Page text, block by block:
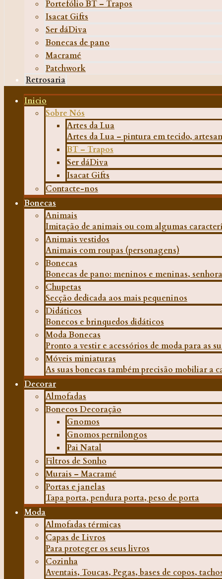
Portefólio BT – Trapos
Isacat Gifts
Ser dáDiva
Bonecas de pano
Macramé
Patchwork
Retrosaria
Inicio
Sobre Nós
Artes da Lua
Artes da Lua – pintura em tecido,
BT – Trapos
Ser dáDiva
Isacat Gifts
Contacte-nos
Bonecas
Animais
Imitação de animais ou com algumas
Animais vestidos
Animais com roupas (personagens)
Bonecas
Bonecas de pano: meninos e meninas,
Chupetas
Secção dedicada aos mais pequeninos
Didáticos
Bonecos e brinquedos didáticos
Moda Bonecas
Pronto a vestir e acessórios de moda para as
Móveis miniaturas
As suas bonecas também precisão mobiliar a
Decorar
Almofadas
Bonecos Decoração
Gnomos
Gnomos pernilongos
Pai Natal
Filtros de Sonho
Murais – Macramé
Portas e janelas
Tapa porta, pendura porta, peso de porta
Moda
Almofadas térmicas
Capas de Livros
Para proteger os seus livros
Cozinha
Aventais, Toucas, Pegas, bases de copos,